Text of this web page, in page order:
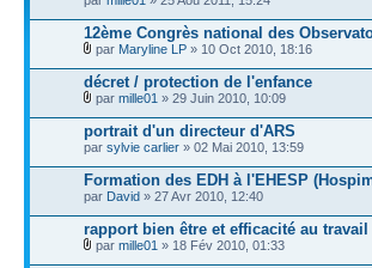
12ème Congrès national des
par Maryline LP » 10 Oct 2010, 18:16
décret / protection de l'enfance
par mille01 » 29 Juin 2010, 10:09
portrait d'un directeur d'ARS
par sylvie carlier » 02 Mai 2010, 13:59
Formation des EDH à l'EHESP
par David » 27 Avr 2010, 12:40
rapport bien être et efficacité au travail
par mille01 » 18 Fév 2010, 01:33